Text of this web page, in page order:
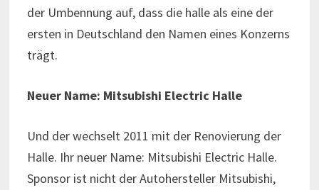
der Umbennung auf, dass die halle als eine der
ersten in Deutschland den Namen eines Konzerns
trägt.
Neuer Name: Mitsubishi Electric Halle
Und der wechselt 2011 mit der Renovierung der
Halle. Ihr neuer Name: Mitsubishi Electric Halle.
Sponsor ist nicht der Autohersteller Mitsubishi,